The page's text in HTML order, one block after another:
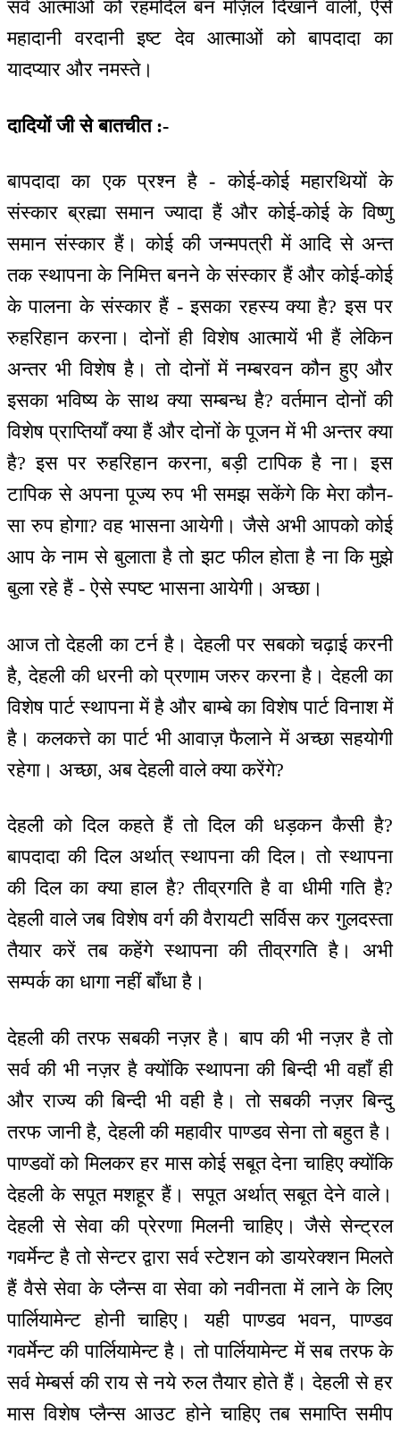
सर्व आत्माओं को रहमदिल बन मंज़िल दिखाने वाली, ऐसे
महादानी वरदानी इष्ट देव आत्माओं को बापदादा का
यादप्यार और नमस्ते।
दादियों जी से बातचीत :-
बापदादा का एक प्रश्न है - कोई-कोई महारथियों के
संस्कार ब्रह्मा समान ज्यादा हैं और कोई-कोई के विष्णु
समान संस्कार हैं। कोई की जन्मपत्री में आदि से अन्त
तक स्थापना के निमित्त बनने के संस्कार हैं और कोई-कोई
के पालना के संस्कार हैं - इसका रहस्य क्या है? इस पर
रुहरिहान करना। दोनों ही विशेष आत्मायें भी हैं लेकिन
अन्तर भी विशेष है। तो दोनों में नम्बरवन कौन हुए और
इसका भविष्य के साथ क्या सम्बन्ध है? वर्तमान दोनों की
विशेष प्राप्तियाँ क्या हैं और दोनों के पूजन में भी अन्तर क्या
है? इस पर रुहरिहान करना, बड़ी टापिक है ना। इस
टापिक से अपना पूज्य रुप भी समझ सकेंगे कि मेरा कौन-
सा रुप होगा? वह भासना आयेगी। जैसे अभी आपको कोई
आप के नाम से बुलाता है तो झट फील होता है ना कि मुझे
बुला रहे हैं - ऐसे स्पष्ट भासना आयेगी। अच्छा।
आज तो देहली का टर्न है। देहली पर सबको चढ़ाई करनी
है, देहली की धरनी को प्रणाम जरुर करना है। देहली का
विशेष पार्ट स्थापना में है और बाम्बे का विशेष पार्ट विनाश में
है। कलकत्ते का पार्ट भी आवाज़ फैलाने में अच्छा सहयोगी
रहेगा। अच्छा, अब देहली वाले क्या करेंगे?
देहली को दिल कहते हैं तो दिल की धड़कन कैसी है?
बापदादा की दिल अर्थात् स्थापना की दिल। तो स्थापना
की दिल का क्या हाल है? तीव्रगति है वा धीमी गति है?
देहली वाले जब विशेष वर्ग की वैरायटी सर्विस कर गुलदस्ता
तैयार करें तब कहेंगे स्थापना की तीव्रगति है। अभी
सम्पर्क का धागा नहीं बाँधा है।
देहली की तरफ सबकी नज़र है। बाप की भी नज़र है तो
सर्व की भी नज़र है क्योंकि स्थापना की बिन्दी भी वहाँ ही
और राज्य की बिन्दी भी वही है। तो सबकी नज़र बिन्दु
तरफ जानी है, देहली की महावीर पाण्डव सेना तो बहुत है।
पाण्डवों को मिलकर हर मास कोई सबूत देना चाहिए क्योंकि
देहली के सपूत मशहूर हैं। सपूत अर्थात् सबूत देने वाले।
देहली से सेवा की प्रेरणा मिलनी चाहिए। जैसे सेन्ट्रल
गवर्मेन्ट है तो सेन्टर द्वारा सर्व स्टेशन को डायरेक्शन मिलते
हैं वैसे सेवा के प्लैन्स वा सेवा को नवीनता में लाने के लिए
पार्लियामेन्ट होनी चाहिए। यही पाण्डव भवन, पाण्डव
गवर्मेन्ट की पार्लियामेन्ट है। तो पार्लियामेन्ट में सब तरफ के
सर्व मेम्बर्स की राय से नये रुल तैयार होते हैं। देहली से हर
मास विशेष प्लैन्स आउट होने चाहिए तब समाप्ति समीप